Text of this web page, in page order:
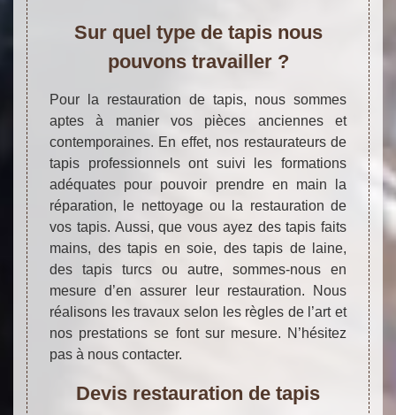
Sur quel type de tapis nous
pouvons travailler ?
Pour la restauration de tapis, nous sommes
aptes à manier vos pièces anciennes et
contemporaines. En effet, nos restaurateurs de
tapis professionnels ont suivi les formations
adéquates pour pouvoir prendre en main la
réparation, le nettoyage ou la restauration de
vos tapis. Aussi, que vous ayez des tapis faits
mains, des tapis en soie, des tapis de laine,
des tapis turcs ou autre, sommes-nous en
mesure d’en assurer leur restauration. Nous
réalisons les travaux selon les règles de l’art et
nos prestations se font sur mesure. N’hésitez
pas à nous contacter.
Devis restauration de tapis